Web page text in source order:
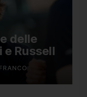
delle
Russell